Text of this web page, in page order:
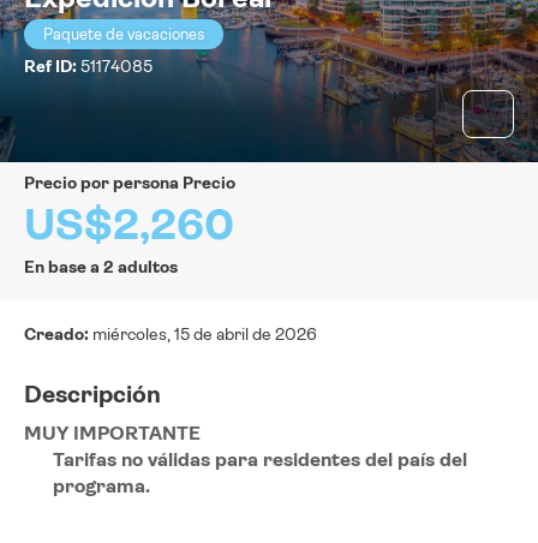
Paquete de vacaciones
Ref ID:51174085
precio por persona Precio
US$2,260
En base a 2 adultos
Creado: miércoles, 15 de abril de 2026
Descripción
MUY IMPORTANTE
Tarifas no válidas para residentes del país del
programa.